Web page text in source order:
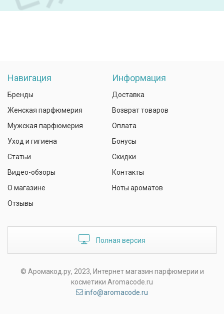
Навигация
Бренды
Женская парфюмерия
Мужская парфюмерия
Уход и гигиена
Статьи
Видео-обзоры
О магазине
Отзывы
Информация
Доставка
Возврат товаров
Оплата
Бонусы
Скидки
Контакты
Ноты ароматов
Полная версия
© Аромакод.ру, 2023, Интернет магазин парфюмерии и
косметики Aromacode.ru
info@aromacode.ru